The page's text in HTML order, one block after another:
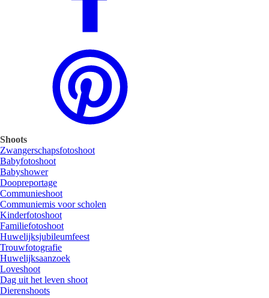
Shoots
Zwangerschapsfotoshoot
Babyfotoshoot
Babyshower
Doopreportage
Communieshoot
Communiemis voor scholen
Kinderfotoshoot
Familiefotoshoot
Huwelijksjubileumfeest
Trouwfotografie
Huwelijksaanzoek
Loveshoot
Dag uit het leven shoot
Dierenshoots